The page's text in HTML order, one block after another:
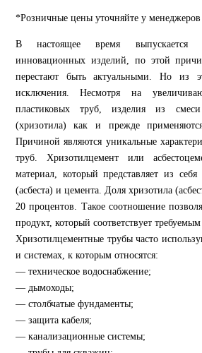
*Розничные цены уточняйте у менеджеров
В настоящее время выпускается
инновационных изделий, по этой
перестают быть актуальными. Но из
исключения. Несмотря на
пластиковых труб, изделия из
(хризотила) как и прежде
Причиной являются уникальные
труб. Хризотилцемент или
материал, который представляет из
(асбеста) и цемента. Доля хризотила
20 процентов. Такое соотношение
продукт, который соответствует
Хризотилцементные трубы часто
и системах, к которым относятся:
— техническое водоснабжение;
— дымоходы;
— столбчатые фундаменты;
— защита кабеля;
— канализационные системы;